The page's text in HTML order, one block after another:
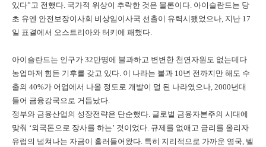
있다”고 전했다. 국가적 위상이 추락한 것은 물론이다. 아이슬란드는 당
초 유엔 안전보장이사회 비상임이사국 선출이 유력시됐었으나, 지난 17
일 표결에서 오스트리아와 터키에 패했다.
아이슬란드는 인구가 32만명에 불과하고 변변한 천연자원도 없는데다
농업마저 힘든 기후를 갖고 있다. 이 나라는 불과 10년 전까지만 해도 수
출의 40%가 어업에서 나올 정도로 개발이 덜 된 나라였으나, 2000년대
들어 금융강국으로 거듭났다.
정부와 금융산업의 성장전략은 단순했다. 글로벌 금융자본주의 시대에
맞춰 ‘외국돈으로 장사를 하는’ 것이었다. 규제를 없애고 금리를 올리자
유럽의 넘쳐나는 자금이 흘러들어왔다. 특히 지리적으로 가까운 영국, 벨